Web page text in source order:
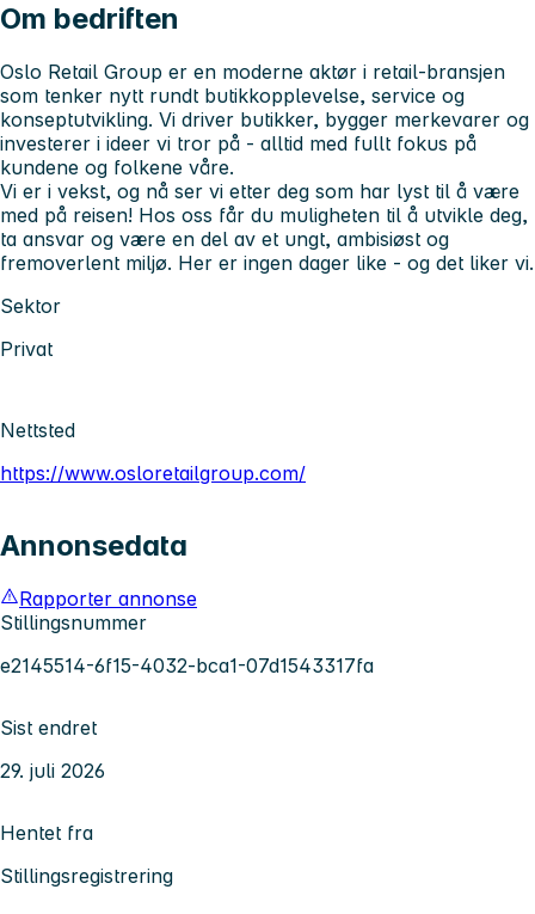
Om bedriften
Oslo Retail Group er en moderne aktør i retail-bransjen
som tenker nytt rundt butikkopplevelse, service og
konseptutvikling. Vi driver butikker, bygger merkevarer og
investerer i ideer vi tror på - alltid med fullt fokus på
kundene og folkene våre.
Vi er i vekst, og nå ser vi etter deg som har lyst til å være
med på reisen! Hos oss får du muligheten til å utvikle deg,
ta ansvar og være en del av et ungt, ambisiøst og
fremoverlent miljø. Her er ingen dager like - og det liker vi.
Sektor
Privat
Nettsted
https://www.osloretailgroup.com/
Annonsedata
Rapporter annonse
Stillingsnummer
e2145514-6f15-4032-bca1-07d1543317fa
Sist endret
29. juli 2026
Hentet fra
Stillingsregistrering